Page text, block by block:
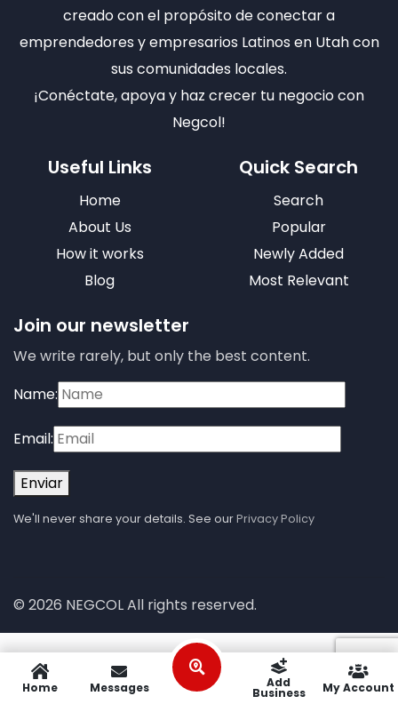
creado con el propósito de conectar a
emprendedores y empresarios Latinos en Utah con
sus comunidades locales.
¡Conéctate, apoya y haz crecer tu negocio con
Negcol!
Useful Links
Home
About Us
How it works
Blog
Quick Search
Search
Popular
Newly Added
Most Relevant
Join our newsletter
We write rarely, but only the best content.
Name:
Email:
Enviar
We'll never share your details. See ourPrivacy Policy
© 2026 NEGCOL All rights reserved.
Home Messages Add
Business My Account